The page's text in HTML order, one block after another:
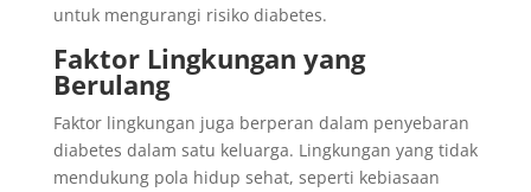
untuk mengurangi risiko diabetes.
Faktor Lingkungan yang
Berulang
Faktor lingkungan juga berperan dalam penyebaran
diabetes dalam satu keluarga. Lingkungan yang tidak
mendukung pola hidup sehat, seperti kebiasaan